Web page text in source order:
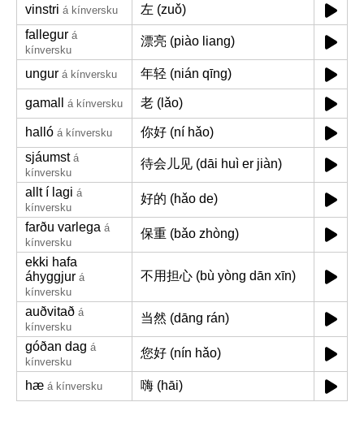
vinstri á kínversku
左 (zuǒ)
fallegur á
kínversku
漂亮 (piào liang)
ungur á kínversku 年轻 (nián qīng)
gamall á kínversku 老 (lǎo)
halló á kínversku
你好 (ní hǎo)
sjáumst á
kínversku
待会儿见 (dāi huì er jiàn)
allt í lagi á
kínversku
好的 (hǎo de)
farðu varlega á
kínversku
保重 (bǎo zhòng)
ekki hafa
áhyggjur á
kínversku
不用担心 (bù yòng dān xīn)
auðvitað á
kínversku
当然 (dāng rán)
góðan dag á
kínversku
您好 (nín hǎo)
hæ á kínversku 嗨 (hāi)